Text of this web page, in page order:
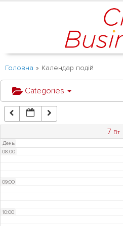
Головна » Календар подій
Categories
7 Вт
День
06:00
07:00
08:00
09:00
10:00